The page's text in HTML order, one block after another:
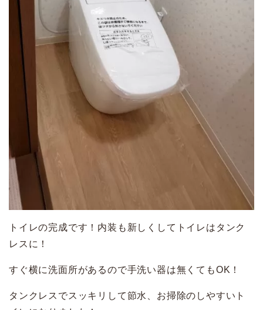
トイレの完成です！内装も新しくしてトイレはタンク
レスに！
すぐ横に洗面所があるので手洗い器は無くてもOK！
タンクレスでスッキリして節水、お掃除のしやすいト